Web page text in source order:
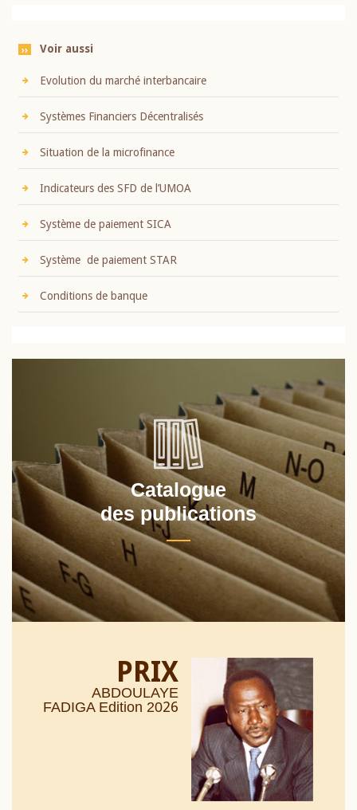
Voir aussi
Evolution du marché interbancaire
Systèmes Financiers Décentralisés
Situation de la microfinance
Indicateurs des SFD de l’UMOA
Système de paiement SICA
Système de paiement STAR
Conditions de banque
Catalogue
des publications
PRIX
ABDOULAYE
FADIGA Edition 2026